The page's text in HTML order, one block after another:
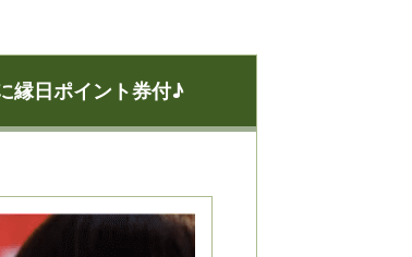
縁日ポイント券付♪